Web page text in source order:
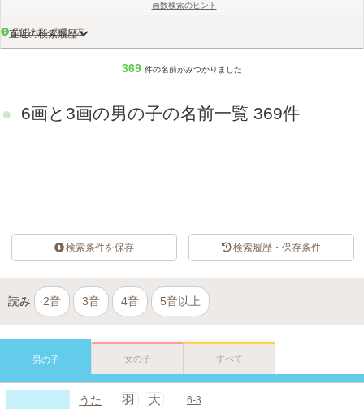
画数検索のヒント
名付けポンの使い方
直近の検索履歴
369 件の名前がみつかりました
6画と3画の男の子の名前一覧 369件
検索条件を保存 検索履歴・保存条件
読み 2音 3音 4音 5音以上
男の子 女の子 すべて
うた 羽 大 6-3